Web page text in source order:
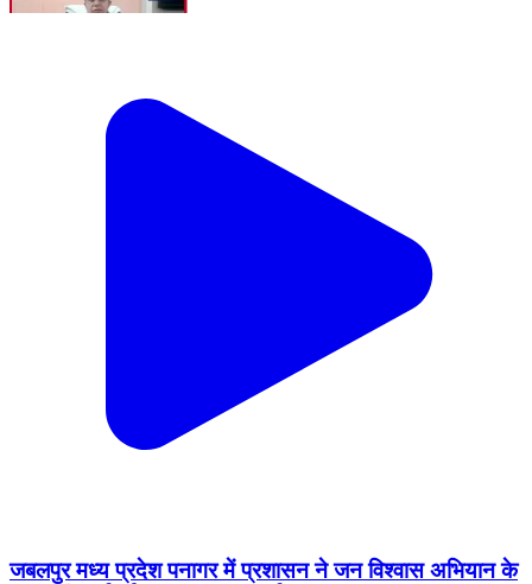
जबलपुर मध्य प्रदेश पनागर में प्रशासन ने जन विश्वास अभियान के